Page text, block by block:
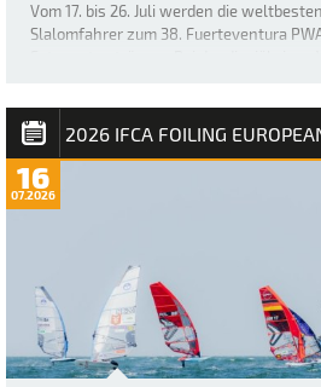
Vom 17. bis 26. Juli werden die
Slalomfahrer zum 38. Fuerteventura
Frauen sowie die Weltmeistertitel i…
2026 IFCA FOILING
16
07.2026